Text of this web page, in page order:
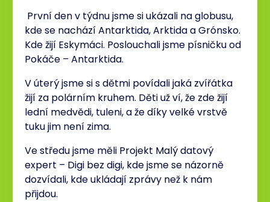
První den v týdnu jsme si ukázali na globusu,
kde se nachází Antarktida, Arktida a Grónsko.
Kde žijí Eskymáci. Poslouchali jsme písničku od
Pokáče – Antarktida.
V úterý jsme si s dětmi povídali jaká zvířátka
žijí za polárním kruhem. Děti už ví, že zde žijí
lední medvědi, tuleni, a že díky velké vrstvě
tuku jim není zima.
Ve středu jsme měli Projekt Malý datový
expert – Digi bez digi, kde jsme se názorně
dozvídali, kde ukládají zprávy než k nám
přijdou.